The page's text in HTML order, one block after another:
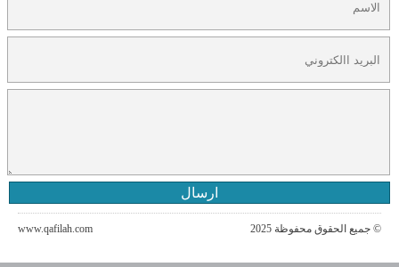
ارسال
www.qafilah.com © جميع الحقوق محفوظة 2025